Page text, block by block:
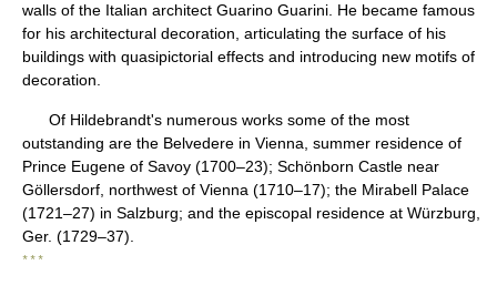
walls of the Italian architect Guarino Guarini. He became famous
for his architectural decoration, articulating the surface of his
buildings with quasipictorial effects and introducing new motifs of
decoration.
Of Hildebrandt's numerous works some of the most
outstanding are the Belvedere in Vienna, summer residence of
Prince Eugene of Savoy (1700–23); Schönborn Castle near
Göllersdorf, northwest of Vienna (1710–17); the Mirabell Palace
(1721–27) in Salzburg; and the episcopal residence at Würzburg,
Ger. (1729–37).
* * *